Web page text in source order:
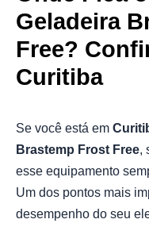
Geladeira
Free?
Curitiba
Se você está em
Brastemp Frost Free,
esse equipamento
Um dos pontos mais
desempenho do seu